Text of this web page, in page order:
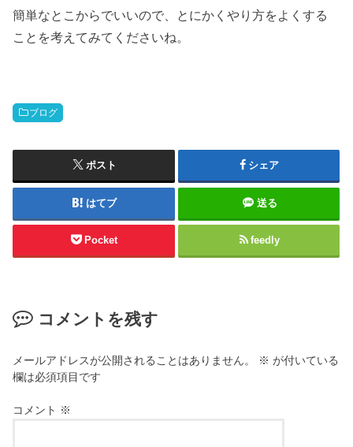
簡単なとこからでいいので、とにかくやり方をよくする
ことを考えてみてくださいね。
ブログ
ポスト シェア
はてブ 送る
Pocket feedly
コメントを残す
メールアドレスが公開されることはありません。 ※ が付いている
欄は必須項目です
コメント ※